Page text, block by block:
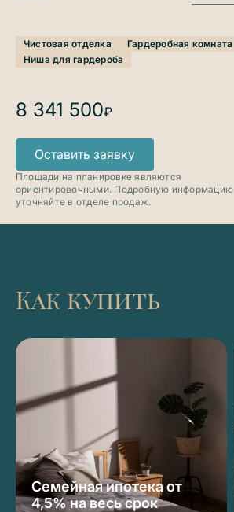
Чистовая отделка
Гардеробная комната
Ниша для гардероба
8 341 500₽
Оставить заявку
Площади на планировке являются
ориентировочными. Подробную информацию
уточняйте в отделе продаж.
Как купить
Семейная ипотека от
4,5% на весь срок